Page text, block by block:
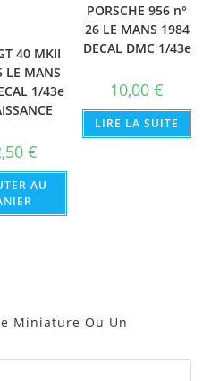
40 MKII
LE MANS
1/43e
€
AU
PORSCHE 956 n°
26 LE MANS 1984
DECAL DMC 1/43e
10,00€
LIRE LA SUITE
Miniature Ou Un